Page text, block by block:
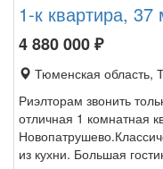
1-к квартира, 37
4 880 000₽
Тюменская область,
Риэлторам звонить
отличная 1 комнатная
из кухни. Большая